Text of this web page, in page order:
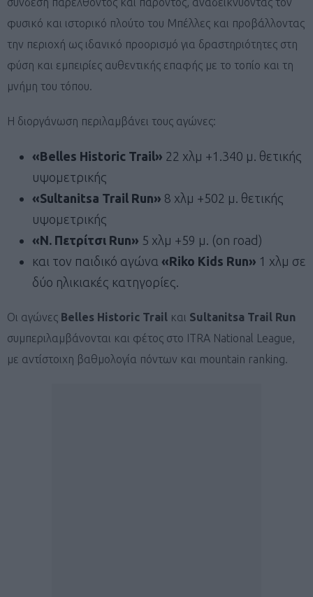
φυσικό και ιστορικό πλούτο του Μπέλλες και προβάλλοντας
την περιοχή ως ιδανικό προορισμό για δραστηριότητες στη
φύση και εμπειρίες αυθεντικής επαφής με το τοπίο και τη
μνήμη του τόπου.
Η διοργάνωση περιλαμβάνει τους αγώνες:
«Belles Historic Trail» 22 χλμ +1.340 μ. θετικής
υψομετρικής
«Sultanitsa Trail Run» 8 χλμ +502 μ. θετικής
υψομετρικής
«Ν. Πετρίτσι Run» 5 χλμ +59 μ. (on road)
και τον παιδικό αγώνα «Riko Kids Run» 1 χλμ σε
δύο ηλικιακές κατηγορίες.
Οι αγώνες Belles Historic Trail και Sultanitsa Trail Run
συμπεριλαμβάνονται και φέτος στο ITRA National League,
με αντίστοιχη βαθμολογία πόντων και mountain ranking.